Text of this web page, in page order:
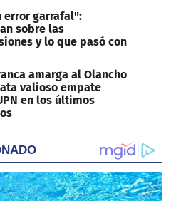
error garrafal":
sobre las
y lo que pasó con
amarga al Olancho
valioso empate
en los últimos